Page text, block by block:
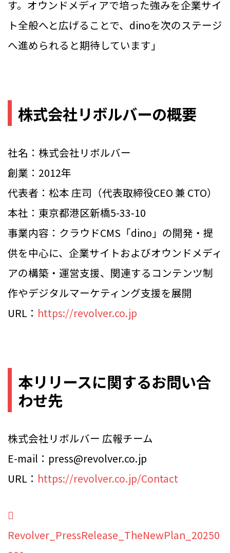
す。オウンドメディアで培った強みを企業サイ
ト全般へと広げることで、dinoを次のステージ
へ進められると期待しています」
株式会社リボルバーの概要
社名：株式会社リボルバー
創業：2012年
代表者：松本 庄司（代表取締役CEO 兼 CTO）
本社：東京都港区新橋5-33-10
事業内容：クラウドCMS「dino」の開発・提
供を中心に、企業サイトおよびオウンドメディ
アの構築・運営支援、関連するコンテンツ制
作やデジタルマーケティング支援を展開
URL： https://revolver.co.jp
本リリースに関するお問い合
わせ先
株式会社リボルバー 広報チーム
E-mail：press@revolver.co.jp
URL： https://revolver.co.jp/Contact
Revolver_PressRelease_TheNewPlan_20250